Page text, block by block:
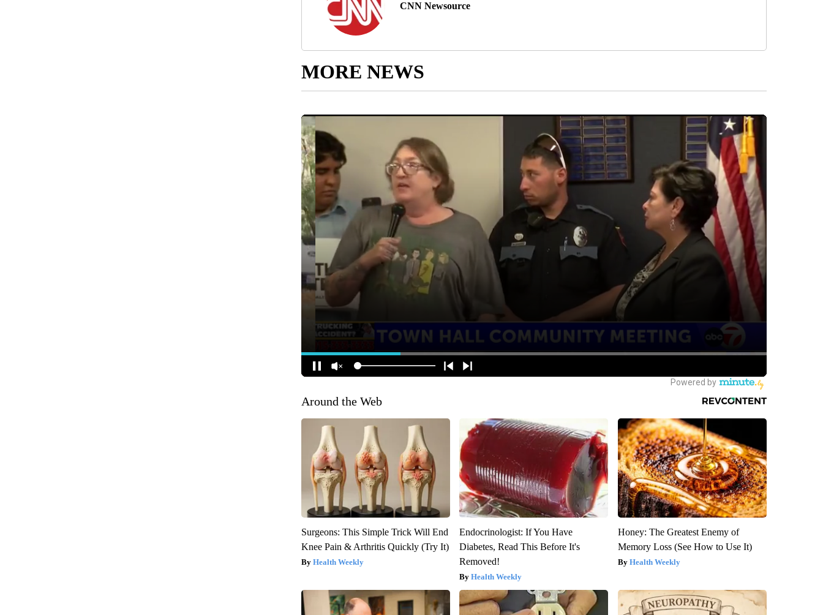
CNN Newsource
MORE NEWS
Around the Web
Surgeons: This Simple Trick Will End
Knee Pain & Arthritis Quickly (Try It)
Health Weekly
Endocrinologist: If You Have
Diabetes, Read This Before It's
Removed!
Health Weekly
Honey: The Greatest Enemy of
Memory Loss (See How to Use It)
Health Weekly